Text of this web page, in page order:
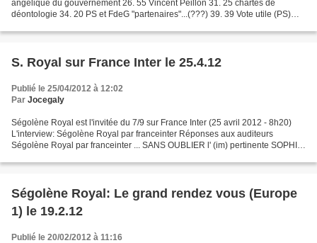
angélique du gouvernement 26. 55 Vincent Peillon 31. 25 chartes de
déontologie 34. 20 PS et FdeG "partenaires"...(???) 39. 39 Vote utile (PS)
S. Royal sur France Inter le 25.4.12
Publié le 25/04/2012 à 12:02
Par Jocegaly
Ségolène Royal est l'invitée du 7/9 sur France Inter (25 avril 2012 - 8h20)
L'interview: Ségolène Royal par franceinter Réponses aux auditeurs
Ségolène Royal par franceinter ... SANS OUBLIER l' (im) pertinente SOPHIE
Ségolène Royal: Le grand rendez vous (Europe
1) le 19.2.12
Publié le 20/02/2012 à 11:16